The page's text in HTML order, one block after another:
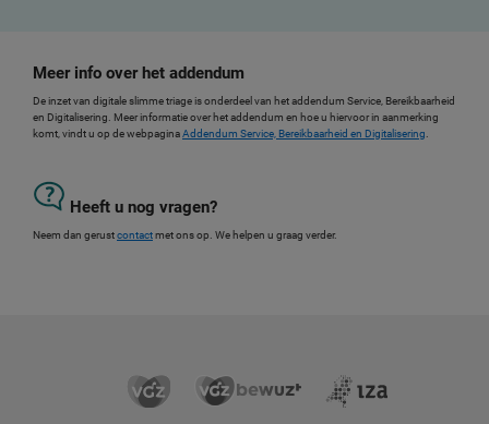
Meer info over het addendum
De inzet van digitale slimme triage is onderdeel van het addendum Service, Bereikbaarheid
en Digitalisering. Meer informatie over het addendum en hoe u hiervoor in aanmerking
komt, vindt u op de webpaginaAddendum Service, Bereikbaarheid en Digitalisering.
Heeft u nog vragen?
Neem dan gerustcontactmet ons op. We helpen u graag verder.